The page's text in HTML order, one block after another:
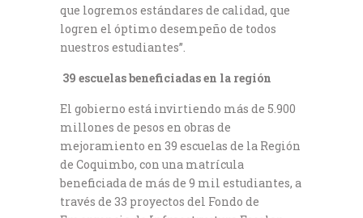
que logremos estándares de calidad, que
logren el óptimo desempeño de todos
nuestros estudiantes”.
39 escuelas beneficiadas en la región
El gobierno está invirtiendo más de 5.900
millones de pesos en obras de
mejoramiento en 39 escuelas de la Región
de Coquimbo, con una matrícula
beneficiada de más de 9 mil estudiantes, a
través de 33 proyectos del Fondo de